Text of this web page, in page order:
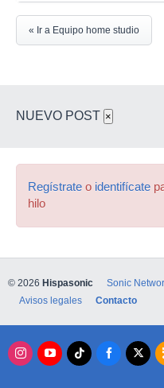
« Ir a Equipo home studio
NUEVO POST ×
Regístrate o identifícate
hilo
© 2026 Hispasonic Sonic
Avisos legales
Contacto